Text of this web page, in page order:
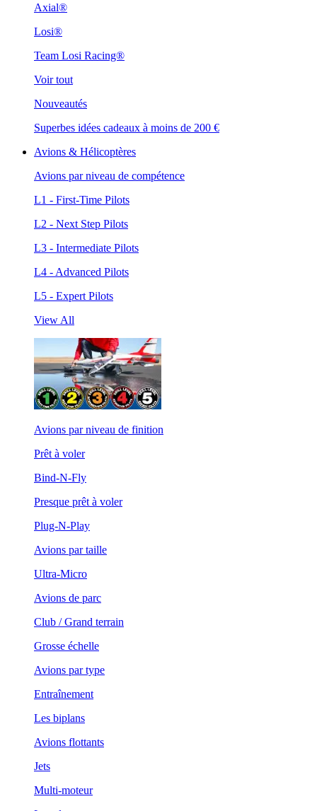
Axial®
Losi®
Team Losi Racing®
Voir tout
Nouveautés
Superbes idées cadeaux à moins de 200 €
Avions & Hélicoptères
Avions par niveau de compétence
L1 - First-Time Pilots
L2 - Next Step Pilots
L3 - Intermediate Pilots
L4 - Advanced Pilots
L5 - Expert Pilots
View All
Avions par niveau de finition
Prêt à voler
Bind-N-Fly
Presque prêt à voler
Plug-N-Play
Avions par taille
Ultra-Micro
Avions de parc
Club / Grand terrain
Grosse échelle
Avions par type
Entraînement
Les biplans
Avions flottants
Jets
Multi-moteur